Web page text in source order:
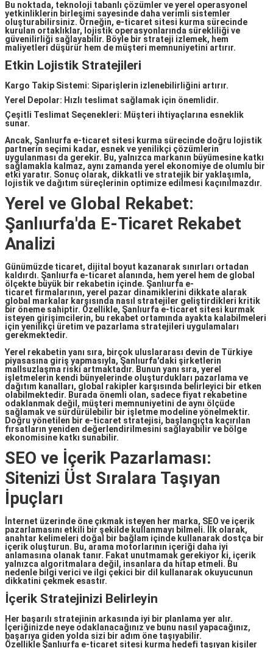
Bu noktada, teknoloji tabanlı çözümler ve yerel operasyonel
yetkinliklerin birleşimi sayesinde daha verimli sistemler
oluşturabilirsiniz. Örneğin, e-ticaret sitesi kurma sürecinde
kurulan ortaklıklar, lojistik operasyonlarında sürekliliği ve
güvenilirliği sağlayabilir. Böyle bir strateji izlemek, hem
maliyetleri düşürür hem de müşteri memnuniyetini artırır.
Etkin Lojistik Stratejileri
Kargo Takip Sistemi: Siparişlerin izlenebilirliğini artırır.
Yerel Depolar: Hızlı teslimat sağlamak için önemlidir.
Çeşitli Teslimat Seçenekleri: Müşteri ihtiyaçlarına esneklik
sunar.
Ancak, Şanlıurfa e-ticaret sitesi kurma sürecinde doğru lojistik
partnerin seçimi kadar, esnek ve yenilikçi çözümlerin
uygulanması da gerekir. Bu, yalnızca markanın büyümesine katkı
sağlamakla kalmaz, aynı zamanda yerel ekonomiye de olumlu bir
etki yaratır. Sonuç olarak, dikkatli ve stratejik bir yaklaşımla,
lojistik ve dağıtım süreçlerinin optimize edilmesi kaçınılmazdır.
Yerel ve Global Rekabet:
Şanlıurfa'da E-Ticaret Rekabet
Analizi
Günümüzde ticaret, dijital boyut kazanarak sınırları ortadan
kaldırdı. Şanlıurfa e-ticaret alanında, hem yerel hem de global
ölçekte büyük bir rekabetin içinde. Şanlıurfa e-
ticaret firmalarının, yerel pazar dinamiklerini dikkate alarak
global markalar karşısında nasıl stratejiler geliştirdikleri kritik
bir öneme sahiptir. Özellikle, Şanlıurfa e-ticaret sitesi kurmak
isteyen girişimcilerin, bu rekabet ortamında ayakta kalabilmeleri
için yenilikçi üretim ve pazarlama stratejileri uygulamaları
gerekmektedir.
Yerel rekabetin yanı sıra, birçok uluslararası devin de Türkiye
piyasasına giriş yapmasıyla, Şanlıurfa'daki şirketlerin
mallsuzlaşma riski artmaktadır. Bunun yanı sıra, yerel
işletmelerin kendi bünyelerinde oluşturdukları pazarlama ve
dağıtım kanalları, global rakipler karşısında belirleyici bir etken
olabilmektedir. Burada önemli olan, sadece fiyat rekabetine
odaklanmak değil, müşteri memnuniyetini de aynı ölçüde
sağlamak ve sürdürülebilir bir işletme modeline yönelmektir.
Doğru yönetilen bir e-ticaret stratejisi, başlangıçta kaçırılan
fırsatların yeniden değerlendirilmesini sağlayabilir ve bölge
ekonomisine katkı sunabilir.
SEO ve İçerik Pazarlaması:
Sitenizi Üst Sıralara Taşıyan
İpuçları
İnternet üzerinde öne çıkmak isteyen her marka, SEO ve içerik
pazarlamasını etkili bir şekilde kullanmayı bilmeli. İlk olarak,
anahtar kelimeleri doğal bir bağlam içinde kullanarak dostça bir
içerik oluşturun. Bu, arama motorlarının içeriği daha iyi
anlamasına olanak tanır. Fakat unutmamak gerekiyor ki, içerik
yalnızca algoritmalara değil, insanlara da hitap etmeli. Bu
nedenle bilgi verici ve ilgi çekici bir dil kullanarak okuyucunun
dikkatini çekmek esastır.
İçerik Stratejinizi Belirleyin
Her başarılı stratejinin arkasında iyi bir planlama yer alır.
İçeriğinizde neye odaklanacağınız ve bunu nasıl yapacağınız,
başarıya giden yolda sizi bir adım öne taşıyabilir.
Özellikle Şanlıurfa e-ticaret sitesi kurma hedefi taşıyan kişiler